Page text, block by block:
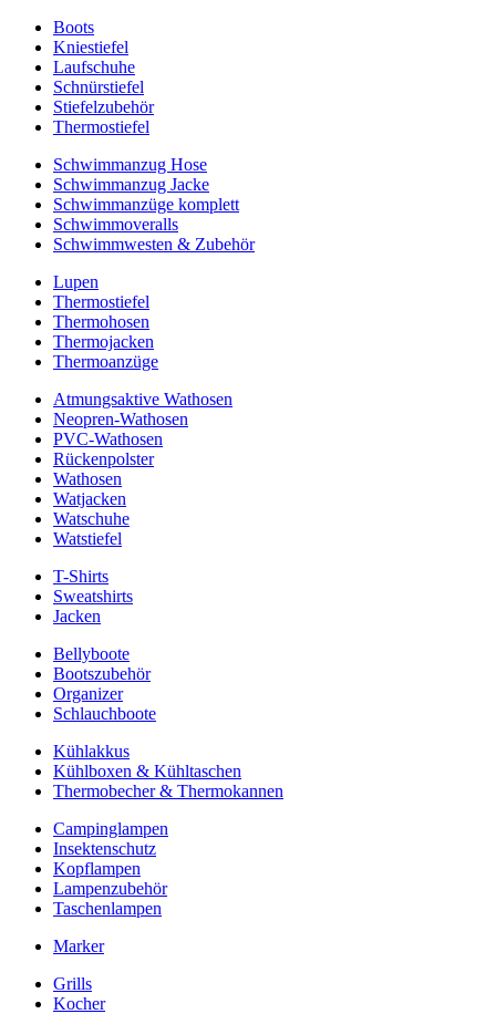
Boots
Kniestiefel
Laufschuhe
Schnürstiefel
Stiefelzubehör
Thermostiefel
Schwimmanzug Hose
Schwimmanzug Jacke
Schwimmanzüge komplett
Schwimmoveralls
Schwimmwesten & Zubehör
Lupen
Thermostiefel
Thermohosen
Thermojacken
Thermoanzüge
Atmungsaktive Wathosen
Neopren-Wathosen
PVC-Wathosen
Rückenpolster
Wathosen
Watjacken
Watschuhe
Watstiefel
T-Shirts
Sweatshirts
Jacken
Bellyboote
Bootszubehör
Organizer
Schlauchboote
Kühlakkus
Kühlboxen & Kühltaschen
Thermobecher & Thermokannen
Campinglampen
Insektenschutz
Kopflampen
Lampenzubehör
Taschenlampen
Marker
Grills
Kocher